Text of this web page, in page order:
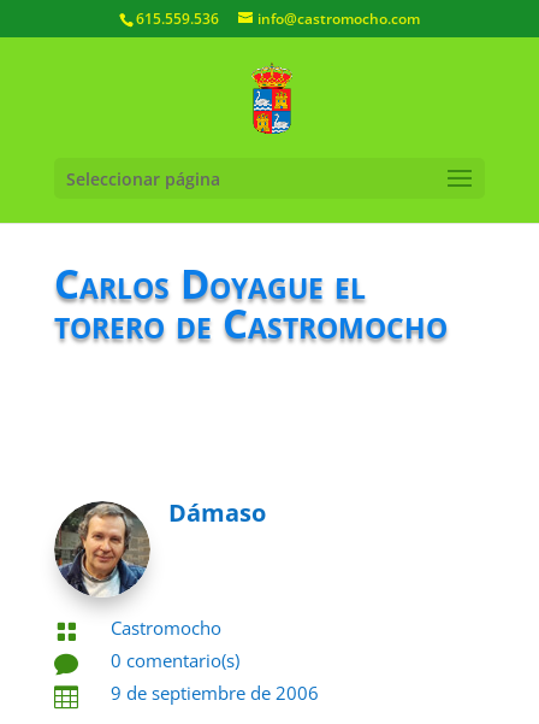
615.559.536 info@castromocho.com
Seleccionar página
Carlos Doyague el
torero de Castromocho
Dámaso

Castromocho

0 comentario(s)

9 de septiembre de 2006